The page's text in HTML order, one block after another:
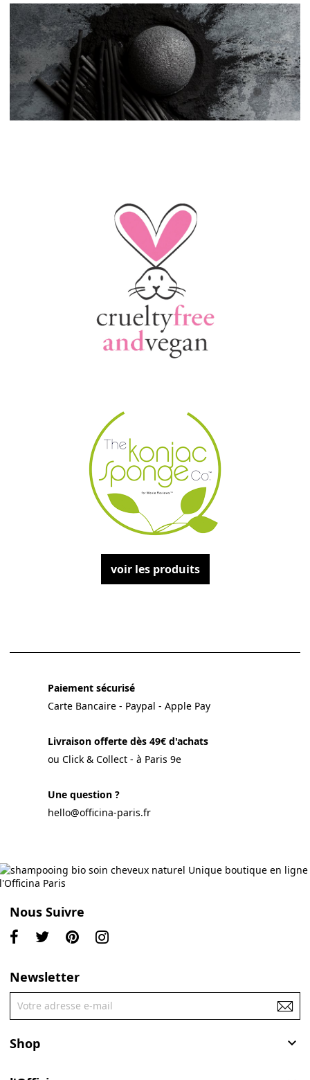
voir les produits
Paiement sécurisé
Carte Bancaire - Paypal - Apple Pay
Livraison offerte dès 49€ d'achats
ou Click & Collect - à Paris 9e
Une question ?
hello@officina-paris.fr
Nous Suivre
Newsletter
Shop 